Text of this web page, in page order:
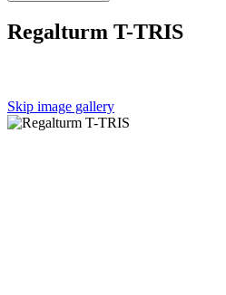
Regalturm T-TRIS
Skip image gallery